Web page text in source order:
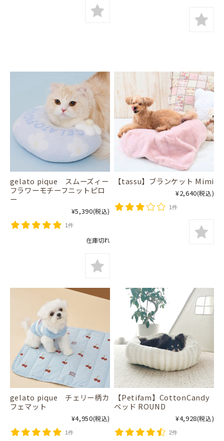
gelato pique スムーズィー
フラワーモチーフニットピロ
ー
¥5,390(税込)
1件
在庫切れ
【tassu】ブランケット Mimi
¥2,640(税込)
1件
gelato pique チェリー柄カ
フェマット
¥4,950(税込)
1件
【Petifam】CottonCandy
ベッド ROUND
¥4,928(税込)
2件